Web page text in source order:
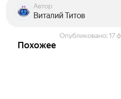
Автор
Виталий Титов
Опубликовано: 17
Похожее